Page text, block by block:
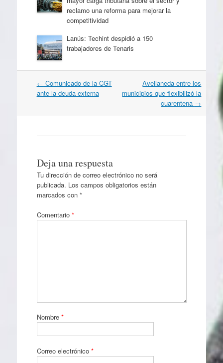
reclamo una reforma para mejorar la
competitividad
Lanús: Techint despidió a 150
trabajadores de Tenaris
Navegación
por
← Comunicado de la CGT
ante la deuda externa
Avellaneda entre los
municipios que flexibilizó la
cuarentena →
Deja una respuesta
Tu dirección de correo electrónico no será
publicada. Los campos obligatorios están
marcados con *
Comentario *
Nombre *
Correo electrónico *